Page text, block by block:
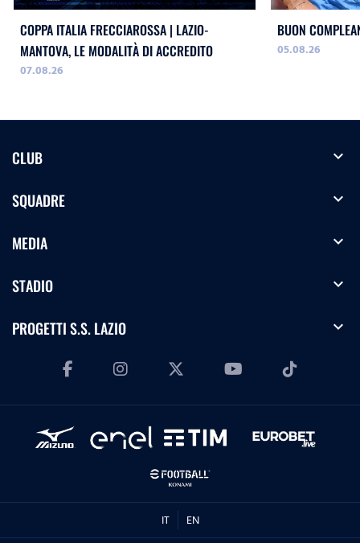
COPPA ITALIA FRECCIAROSSA | LAZIO-
MANTOVA, LE MODALITÀ DI ACCREDITO
07.08.26
BUON
05.08.26
CLUB expand_more
SQUADRE expand_more
MEDIA expand_more
STADIO expand_more
PROGETTI S.S. LAZIO expand_more
IT EN